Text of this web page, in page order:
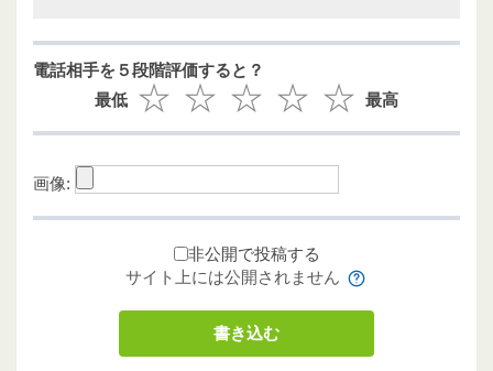
電話相手を５段階評価すると？
最低
最高
画像:
非公開で投稿する
サイト上には公開されません